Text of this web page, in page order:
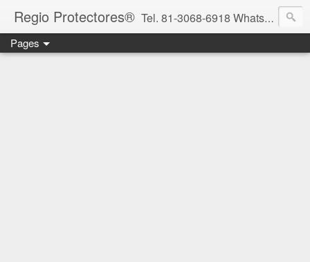
Regio Protectores® Tel. 81-3068-6918 WhatsApp 81-2636-2823 / 33-1145-3780 cotizacionregioprotectores@gmail.com / regioprotectores@gmail.com https://www.facebook.com/RegioProtectores/
Pages